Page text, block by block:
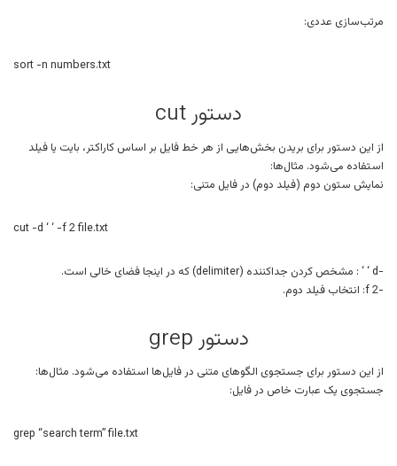
مرتب‌سازی عددی:
sort -n numbers.txt
دستور cut
از این دستور برای بریدن بخش‌هایی از هر خط فایل بر اساس کاراکتر، بایت یا فیلد
استفاده می‌شود. مثال‌ها:
نمایش ستون دوم (فیلد دوم) در فایل متنی:
cut -d ‘ ‘ -f 2 file.txt
-d ‘ ‘ : مشخص کردن جداکننده (delimiter) که در اینجا فضای خالی است.
-f 2: انتخاب فیلد دوم.
دستور grep
از این دستور برای جستجوی الگوهای متنی در فایل‌ها استفاده می‌شود. مثال‌ها:
جستجوی یک عبارت خاص در فایل:
grep “search term” file.txt